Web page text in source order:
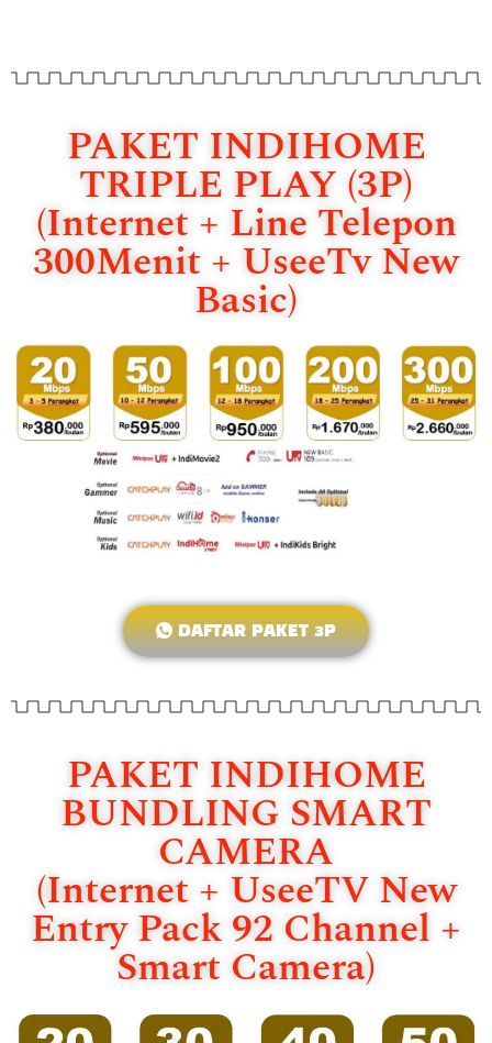
PAKET INDIHOME
TRIPLE PLAY (3P)
(Internet + Line Telepon
300Menit + UseeTv New
Basic)
DAFTAR PAKET 3P
PAKET INDIHOME
BUNDLING SMART
CAMERA
(Internet + UseeTV New
Entry Pack 92 Channel +
Smart Camera)